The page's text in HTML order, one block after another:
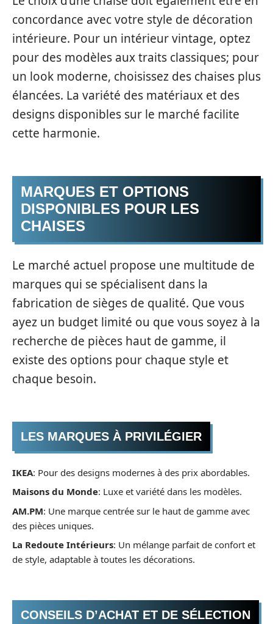
concordance avec votre style de décoration
intérieure. Pour un intérieur vintage, optez
pour des modèles aux traits classiques; pour
un look moderne, choisissez des chaises plus
élancées. La variété des matériaux et des
designs disponibles sur le marché facilite
cette harmonie.
MARQUES ET OPTIONS
DISPONIBLES POUR LES
CHAISES
Le marché actuel propose une multitude de
marques qui se spécialisent dans la
fabrication de sièges de qualité. Que vous
ayez un budget limité ou que vous soyez à la
recherche de pièces haut de gamme, il
existe des options pour chaque style et
chaque besoin.
LES MARQUES À PRIVILÉGIER
IKEA: Pour des designs modernes à des prix abordables.
Maisons du Monde: Luxe et variété dans les modèles.
AM.PM: Une marque centrée sur le haut de gamme avec
des pièces uniques.
La Redoute Intérieurs: Un mélange parfait de confort et
de style, adaptable à toutes les décorations.
CONSEILS D’ACHAT ET DE SÉLECTION